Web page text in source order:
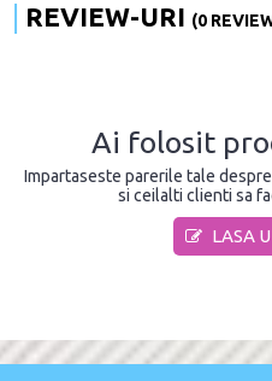
REVIEW-URI (0
Ai folosit
Impartaseste parerile tale
si ceilalti clienti sa
LASA